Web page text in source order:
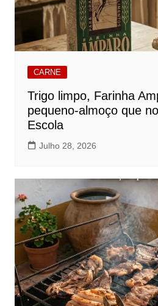
CARNE
Trigo limpo, Farinha
pequeno-almoço que
Escola
Julho 28, 2026